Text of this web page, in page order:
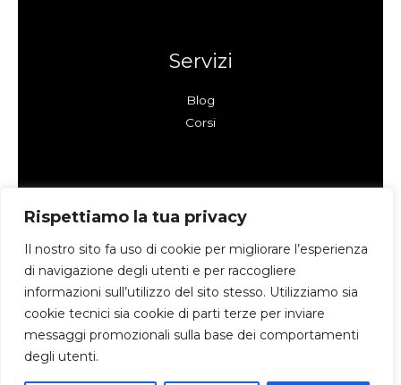
Rispettiamo la tua privacy
Il nostro sito fa uso di cookie per migliorare l’esperienza
di navigazione degli utenti e per raccogliere
informazioni sull’utilizzo del sito stesso. Utilizziamo sia
cookie tecnici sia cookie di parti terze per inviare
messaggi promozionali sulla base dei comportamenti
degli utenti.
Servizi
Blog
Corsi
Azienda
Chi siamo
Informativa sui Cookies
Informativa sulla Privacy
Contatti